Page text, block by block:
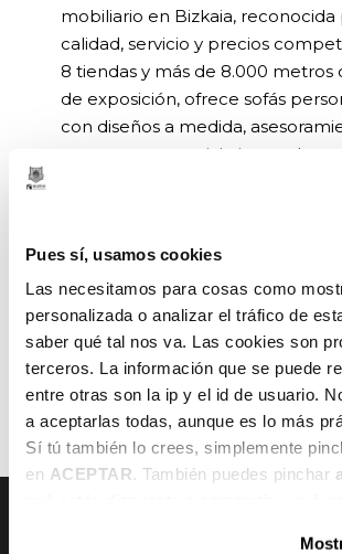
Pues sí, usamos cookies
Las necesitamos para cosas como
personalizada o analizar el tráfico de
saber qué tal nos va. Las cookies son
terceros. La información que se puede
entre otras son la ip y el id de usuario.
a aceptarlas todas, aunque es lo más
Sí tú también lo crees, simplemente
en ACEPTAR. También puedes pinchar
mobiliario en Bizkaia, reconocida
calidad, servicio y precios
8 tiendas y más de 8.000 metros
de exposición, ofrece sofás
con diseños a medida,
experto y un servicio integral que
ANTERIOR